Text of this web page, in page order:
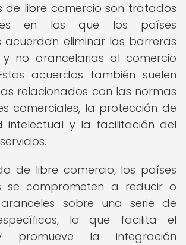
de libre comercio son tratados
en los que los países
acuerdan eliminar las barreras
y no arancelarias al comercio
acuerdos también suelen
relacionados con las normas
comerciales, la protección de
intelectual y la facilitación del
de libre comercio, los países
se comprometen a reducir o
sobre una serie de
lo que facilita el
promueve la integración